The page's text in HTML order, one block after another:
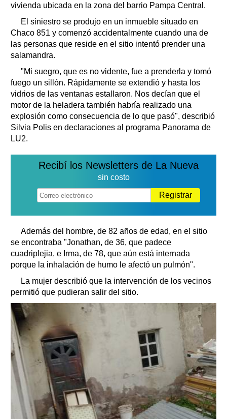
vivienda ubicada en la zona del barrio Pampa Central.
El siniestro se produjo en un inmueble situado en
Chaco 851 y comenzó accidentalmente cuando una de
las personas que reside en el sitio intentó prender una
salamandra.
"Mi suegro, que es no vidente, fue a prenderla y tomó
fuego un sillón. Rápidamente se extendió y hasta los
vidrios de las ventanas estallaron. Nos decían que el
motor de la heladera también habría realizado una
explosión como consecuencia de lo que pasó", describió
Silvia Polis en declaraciones al programa Panorama de
LU2.
Recibí los Newsletters de La Nueva
sin costo
Registrar
Además del hombre, de 82 años de edad, en el sitio
se encontraba "Jonathan, de 36, que padece
cuadriplejia, e Irma, de 78, que aún está internada
porque la inhalación de humo le afectó un pulmón".
La mujer describió que la intervención de los vecinos
permitió que pudieran salir del sitio.